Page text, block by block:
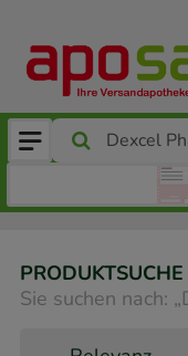
PRODUKTSUCHE
Sie suchen nach: „